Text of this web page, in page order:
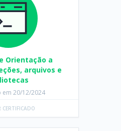
Orientação a
arquivos e
em 20/12/2024
CERTIFICADO